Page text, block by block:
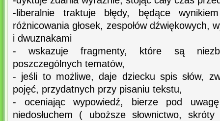
-liberalnie traktuje błędy, będące
różnicowania głosek, zespołów dźwiękowych,
i dwuznakami
- wskazuje fragmenty, które są
poszczególnych tematów,
- jeśli to możliwe, daje dziecku spis słów,
pojęć, przydatnych przy pisaniu tekstu,
- oceniając wypowiedź, bierze pod
niedosłuchem ( uboższe słownictwo,